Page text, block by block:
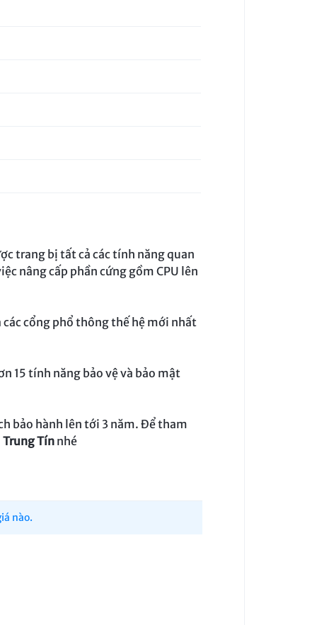
trang bị tất cả các tính năng quan
nâng cấp phần cứng gồm CPU lên
cổng phổ thông thế hệ mới nhất
15 tính năng bảo vệ và bảo mật
bảo hành lên tới 3 năm. Để tham
Trung Tín nhé
nào.